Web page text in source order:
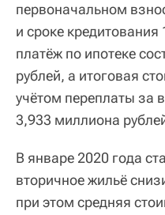
первоначальном
и сроке
платёж по ипотеке
рублей, а итоговая
учётом переплаты за
3,933 миллиона
В январе 2020 года
вторичное жильё
при этом средняя